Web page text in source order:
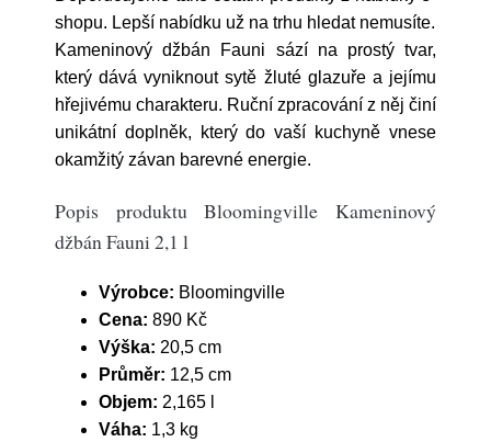
shopu. Lepší nabídku už na trhu hledat nemusíte.
Kameninový džbán Fauni sází na prostý tvar,
který dává vyniknout sytě žluté glazuře a jejímu
hřejivému charakteru. Ruční zpracování z něj činí
unikátní doplněk, který do vaší kuchyně vnese
okamžitý závan barevné energie.
Popis produktu Bloomingville Kameninový
džbán Fauni 2,1 l
Výrobce: Bloomingville
Cena: 890 Kč
Výška: 20,5 cm
Průměr: 12,5 cm
Objem: 2,165 l
Váha: 1,3 kg